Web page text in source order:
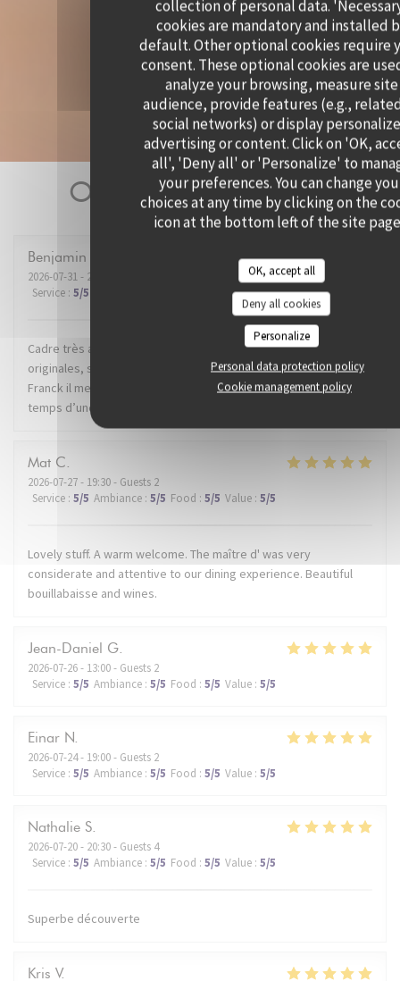
collection of personal data.
cookies are mandatory and installed
default. Other optional cookies require
consent. These optional cookies are
analyze your browsing, measure site
audience, provide features (e.g.,
social networks) or display
advertising or content. Click on 'OK,
all', 'Deny all' or 'Personalize' to
your preferences. You can change
choices at any time by clicking on the
icon at the bottom left of the site
OK, accept all
Deny all cookies
Personalize
Personal data protection policy
Cookie management policy
Our customer ratings
Benjamin
2026-07-31- 21:00 - Guests 2
Service : 5/5 Value:5/5
Cadre très agréable dans un super quartier de Lille. Recettes
originales, service impeccable. Mention spéciale au dénommé
Franck il me semble, qui nous a conseillé et servi avec brio le
temps d’une soirée. Je recommande.
Mat C
2026-07-27- 19:30 - Guests 2
Service : 5/5 Ambiance : 5/5 Food : 5/5 Value : 5/5
Lovely stuff. A warm welcome. The maître d' was very
considerate and attentive to our dining experience. Beautiful
bouillabaisse and wines.
Jean-Daniel G
2026-07-26- 13:00 - Guests 2
Service : 5/5 Ambiance : 5/5 Food : 5/5 Value : 5/5
Einar N
2026-07-24- 19:00 - Guests 2
Service : 5/5 Ambiance : 5/5 Food : 5/5 Value : 5/5
Nathalie S
2026-07-20- 20:30 - Guests 4
Service : 5/5 Ambiance : 5/5 Food : 5/5 Value : 5/5
Superbe découverte
Kris V